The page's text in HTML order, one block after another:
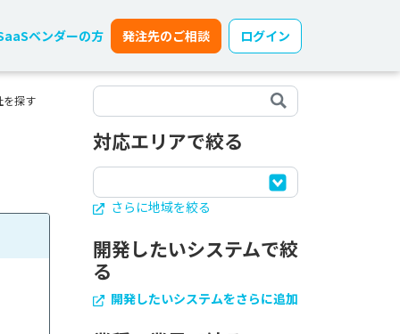
ベンダーの方 発注先のご相談 ログイン
を探す
対応エリアで絞る
さらに地域を絞る
開発したいシステムで絞
る
開発したいシステムをさらに追加